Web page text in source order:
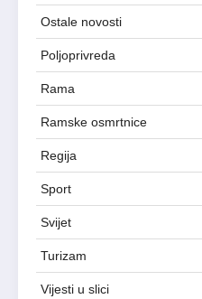
Ostale novosti
Poljoprivreda
Rama
Ramske osmrtnice
Regija
Sport
Svijet
Turizam
Vijesti u slici